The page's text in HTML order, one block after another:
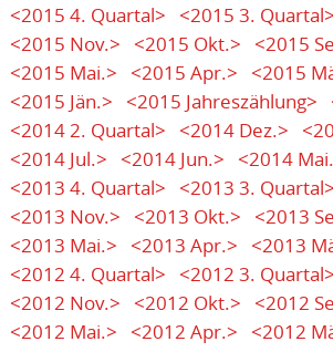
<2015 4. Quartal>
<2015 3. Quartal>
<2015 Nov.>
<2015 Okt.> <2015
<2015 Mai.>
<2015 Apr.> <2015
<2015 Jän.>
<2015 Jahreszählung>
<2014 2. Quartal>
<2014 Dez.>
<2014 Jul.>
<2014 Jun.> <2014
<2013 4. Quartal>
<2013 3. Quartal>
<2013 Nov.>
<2013 Okt.> <2013
<2013 Mai.>
<2013 Apr.> <2013
<2012 4. Quartal>
<2012 3. Quartal>
<2012 Nov.>
<2012 Okt.> <2012
<2012 Mai.>
<2012 Apr.> <2012